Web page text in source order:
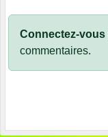
Connectez-vous
commentaires.